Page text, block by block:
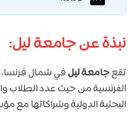
نبذة عن جامعة ليل:
تقعجامعة ليلفي شمال فرنسا،
الفرنسية من حيث عدد الطلاب
البحثية الدولية وشراكاتها مع